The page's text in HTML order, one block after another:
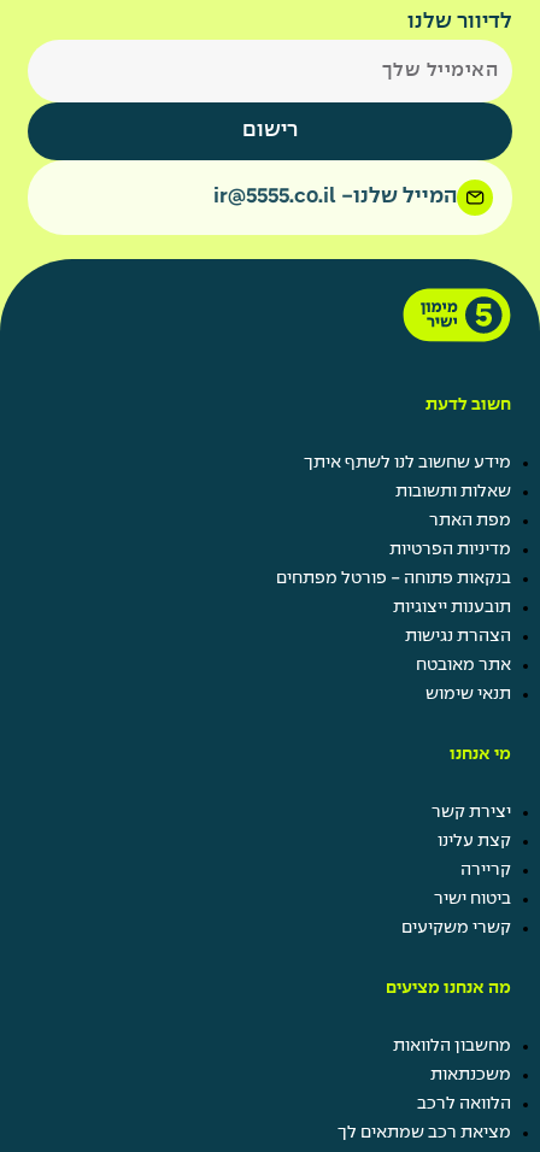
לדיוור שלנו
רישום
המייל שלנו- ir@5555.co.il
חשוב לדעת
מידע שחשוב לנו לשתף איתך
שאלות ותשובות
מפת האתר
מדיניות הפרטיות
בנקאות פתוחה - פורטל מפתחים
תובענות ייצוגיות
הצהרת נגישות
אתר מאובטח
תנאי שימוש
מי אנחנו
יצירת קשר
קצת עלינו
קריירה
ביטוח ישיר
קשרי משקיעים
מה אנחנו מציעים
מחשבון הלוואות
משכנתאות
הלוואה לרכב
מציאת רכב שמתאים לך